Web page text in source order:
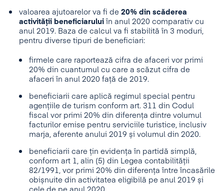
valoarea ajutoarelor va fi de 20% din scăderea
activității beneficiarului în anul 2020 comparativ cu
anul 2019. Baza de calcul va fi stabilită în 3 moduri,
pentru diverse tipuri de beneficiari:
firmele care raportează cifra de afaceri vor primi
20% din cuantumul cu care a scăzut cifra de
afaceri în anul 2020 față de 2019.
beneficiarii care aplică regimul special pentru
agențiile de turism conform art. 311 din Codul
fiscal vor primi 20% din diferența dintre volumul
facturilor emise pentru serviciile turistice, inclusiv
marja, aferente anului 2019 și volumul din 2020.
beneficiarii care țin evidența în partidă simplă,
conform art 1, alin (5) din Legea contabilității
82/1991, vor primi 20% din diferența între încasările
obișnuite din activitatea eligibilă pe anul 2019 și